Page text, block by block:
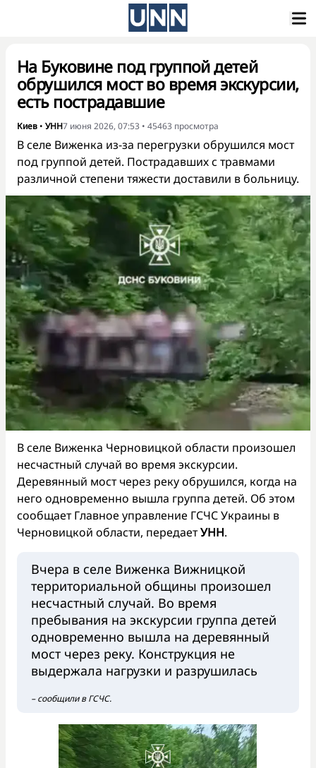
На Буковине под группой детей
обрушился мост во время экскурсии,
есть пострадавшие
Киев • УНН7 июня 2026, 07:53 • 45463 просмотра
В селе Виженка из-за перегрузки обрушился мост
под группой детей. Пострадавших с травмами
различной степени тяжести доставили в больницу.
В селе Виженка Черновицкой области произошел
несчастный случай во время экскурсии.
Деревянный мост через реку обрушился, когда на
него одновременно вышла группа детей. Об этом
сообщает Главное управление ГСЧС Украины в
Черновицкой области, передаетУНН.
Вчера в селе Виженка Вижницкой
территориальной общины произошел
несчастный случай. Во время
пребывания на экскурсии группа детей
одновременно вышла на деревянный
мост через реку. Конструкция не
выдержала нагрузки и разрушилась
– сообщили в ГСЧС.